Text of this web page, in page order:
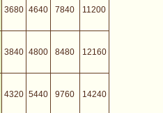
3680 4640 7840 11200
3840 4800 8480 12160
4320 5440 9760 14240